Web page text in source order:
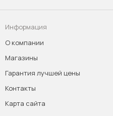
Информация
О компании
Магазины
Гарантия лучшей цены
Контакты
Карта сайта